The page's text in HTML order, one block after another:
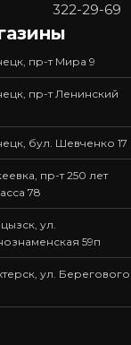
322-29-69
пр-т Мира 9
пр-т Ленинский
бул. Шевченко 17
пр-т 250 лет
78
ул.
59п
ул. Берегового